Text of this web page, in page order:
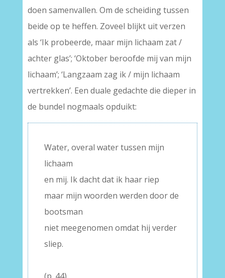
doen samenvallen. Om de scheiding tussen
beide op te heffen. Zoveel blijkt uit verzen
als ‘Ik probeerde, maar mijn lichaam zat /
achter glas’; ‘Oktober beroofde mij van mijn
lichaam’; ‘Langzaam zag ik / mijn lichaam
vertrekken’. Een duale gedachte die dieper in
de bundel nogmaals opduikt:
Water, overal water tussen mijn
lichaam
en mij. Ik dacht dat ik haar riep
maar mijn woorden werden door de
bootsman
niet meegenomen omdat hij verder
sliep.